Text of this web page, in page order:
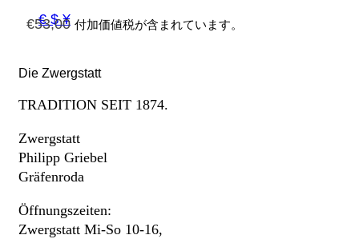
€ $ ¥
€53,00 付加価値税が含まれています。
Die Zwergstatt
TRADITION SEIT 1874.
Zwergstatt
Philipp Griebel
Gräfenroda
Öffnungszeiten:
Zwergstatt Mi-So 10-16,